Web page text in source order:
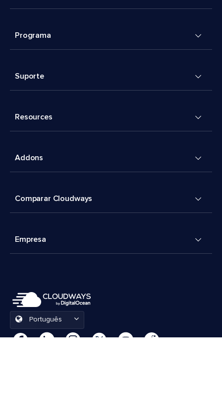
Programa
Suporte
Resources
Addons
Comparar Cloudways
Empresa
Português